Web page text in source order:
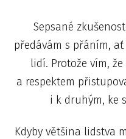
Sepsané
předávám s přáním,
lidí. Protože vím,
a respektem
i k druhým, ke
Kdyby většina lidstva